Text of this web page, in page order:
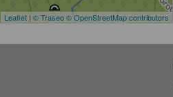
Leaflet | © Traseo© OpenStreetMap contributors